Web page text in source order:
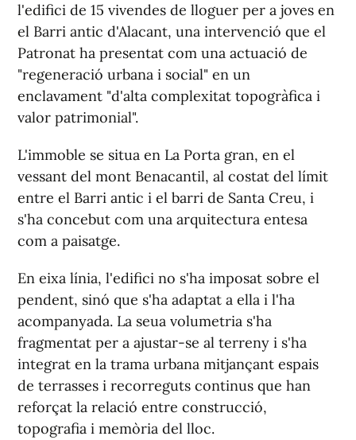
l'edifici de 15 vivendes de lloguer per a joves en
el Barri antic d'Alacant, una intervenció que el
Patronat ha presentat com una actuació de
"regeneració urbana i social" en un
enclavament "d'alta complexitat topogràfica i
valor patrimonial".
L'immoble se situa en La Porta gran, en el
vessant del mont Benacantil, al costat del límit
entre el Barri antic i el barri de Santa Creu, i
s'ha concebut com una arquitectura entesa
com a paisatge.
En eixa línia, l'edifici no s'ha imposat sobre el
pendent, sinó que s'ha adaptat a ella i l'ha
acompanyada. La seua volumetria s'ha
fragmentat per a ajustar-se al terreny i s'ha
integrat en la trama urbana mitjançant espais
de terrasses i recorreguts continus que han
reforçat la relació entre construcció,
topografia i memòria del lloc.